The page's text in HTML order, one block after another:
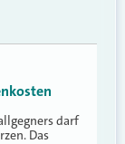
darf
Das